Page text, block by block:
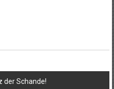
der Schande!